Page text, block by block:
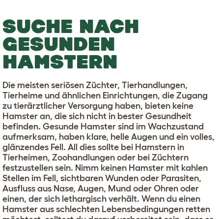
SUCHE NACH
GESUNDEN
HAMSTERN
Die meisten seriösen Züchter, Tierhandlungen,
Tierheime und ähnlichen Einrichtungen, die Zugang
zu tierärztlicher Versorgung haben, bieten keine
Hamster an, die sich nicht in bester Gesundheit
befinden. Gesunde Hamster sind im Wachzustand
aufmerksam, haben klare, helle Augen und ein volles,
glänzendes Fell. All dies sollte bei Hamstern in
Tierheimen, Zoohandlungen oder bei Züchtern
festzustellen sein. Nimm keinen Hamster mit kahlen
Stellen im Fell, sichtbaren Wunden oder Parasiten,
Ausfluss aus Nase, Augen, Mund oder Ohren oder
einen, der sich lethargisch verhält. Wenn du einen
Hamster aus schlechten Lebensbedingungen retten